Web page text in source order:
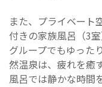
また、プライベート
付きの家族風呂（3
グループでもゆった
然温泉は、疲れを癒
風呂では静かな時間